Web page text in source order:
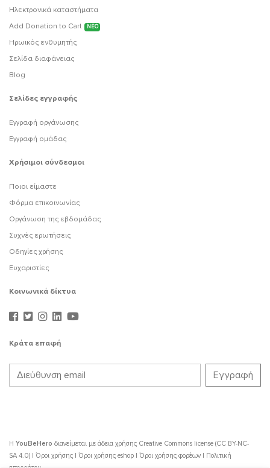
Ηλεκτρονικά καταστήματα
Add Donation to Cart
ΝΕΟ
Ηρωικός ενθυμητής
Σελίδα διαφάνειας
Blog
Σελίδες εγγραφής
Εγγραφή οργάνωσης
Εγγραφή ομάδας
Χρήσιμοι σύνδεσμοι
Ποιοι είμαστε
Φόρμα επικοινωνίας
Οργάνωση της εβδομάδας
Συχνές ερωτήσεις
Οδηγίες χρήσης
Ευχαριστίες
Κοινωνικά δίκτυα
Κράτα επαφή
Η YouBeHero διανείμεται με άδεια χρήσης Creative Commons license (CC BY-NC-
SA 4.0)
Όροι χρήσης Όροι χρήσης eshop Όροι χρήσης φορέων
Πολιτική